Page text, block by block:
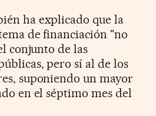
ha explicado que la
de financiación "no
conjunto de las
pero sí al de los
suponiendo un mayor
en el séptimo mes del